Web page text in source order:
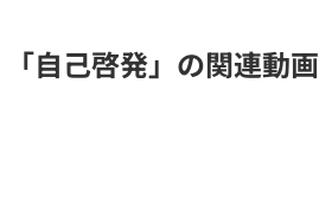
「自己啓発」の関連動画